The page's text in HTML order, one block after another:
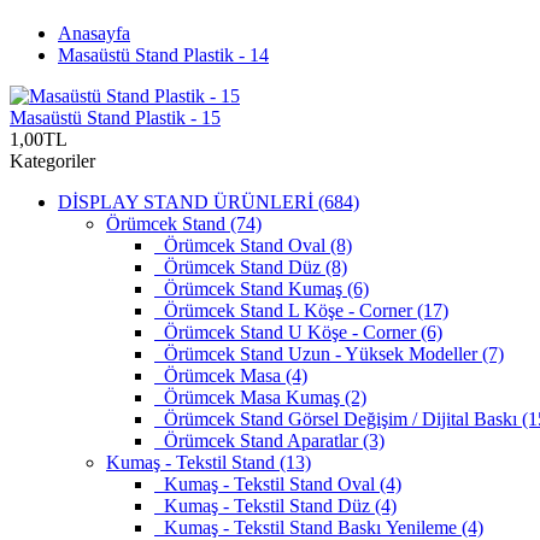
Anasayfa
Masaüstü Stand Plastik - 14
Masaüstü Stand Plastik - 15
1,00TL
Kategoriler
DİSPLAY STAND ÜRÜNLERİ (684)
Örümcek Stand (74)
Örümcek Stand Oval (8)
Örümcek Stand Düz (8)
Örümcek Stand Kumaş (6)
Örümcek Stand L Köşe - Corner (17)
Örümcek Stand U Köşe - Corner (6)
Örümcek Stand Uzun - Yüksek Modeller (7)
Örümcek Masa (4)
Örümcek Masa Kumaş (2)
Örümcek Stand Görsel Değişim / Dijital Baskı
Örümcek Stand Aparatlar (3)
Kumaş - Tekstil Stand (13)
Kumaş - Tekstil Stand Oval (4)
Kumaş - Tekstil Stand Düz (4)
Kumaş - Tekstil Stand Baskı Yenileme (4)